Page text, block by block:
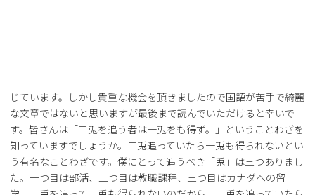
じています。しかし貴重な機会を頂きましたので国語が苦手で綺麗
な文章ではないと思いますが最後まで読んでいただけると幸いで
す。皆さんは「二兎を追う者は一兎をも得ず。」ということわざを
知っていますでしょうか。二兎追っていたら一兎も得られないとい
う有名なことわざです。僕にとって追うべき「兎」は三つありまし
た。一つ目は部活、二つ目は教職課程、三つ目はカナダへの留